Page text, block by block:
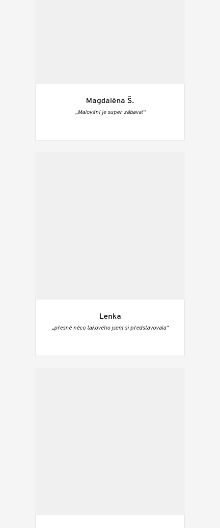
Magdaléna Š.
„Malování je super zábava!“
Lenka
„přesně něco takového jsem si představovala“